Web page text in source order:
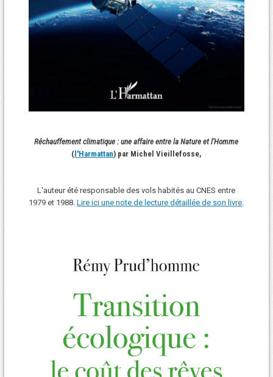
Réchauffement climatique : une affaire entre la Nature et l'Homme
(l'Harmattan) par Michel Vieillefosse,
L'auteur été responsable des vols habités au CNES entre
1979 et 1988.Lire ici une note de lecture détaillée de son livre.